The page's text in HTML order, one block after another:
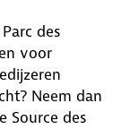
des
voor
Neem dan
Source des